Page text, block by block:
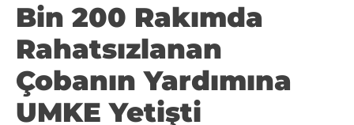
Bin 200 Rakımda
Rahatsızlanan
Çobanın Yardımına
UMKE Yetişti